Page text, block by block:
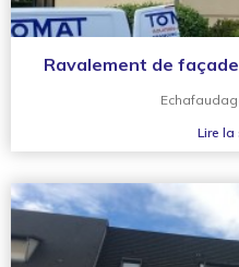
Ravalement de
Lire la